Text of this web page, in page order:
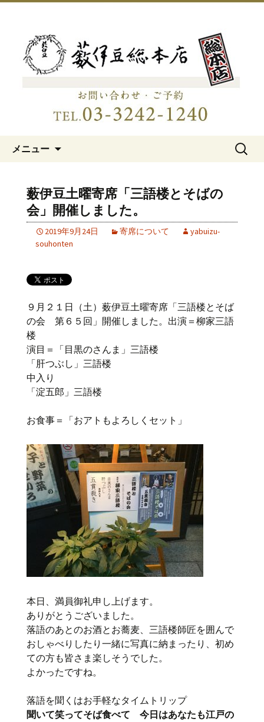
日本橋の老舗蕎麦屋「藪伊豆総
本店」
メニュー
検
薮伊豆土曜寄席「三語楼とそばの
会」開催しました。
2019年9月24日 寄席について
yabuizu-
souhonten
９月２１日（土）薮伊豆土曜寄席「三語楼とそば
の会 第６５回」開催しました。出演＝柳家三語
楼
演目＝「目黒のさんま」三語楼
「肝つぶし」三語楼
中入り
「淀五郎」三語楼
お食事＝「おアトもよろしくセット」
本日、満員御礼申し上げます。
ありがとうございました。
落語のあとのお酒とお蕎麦、三語楼師匠を囲んで
おしゃべりしたり一緒に写真に納まったり、初め
ての方も皆さま楽しそうでした。
よかったですね。
落語を聞くはお手軽なタイムトリップ
聞いて笑ってそば食べて 今日はあなたも江戸の